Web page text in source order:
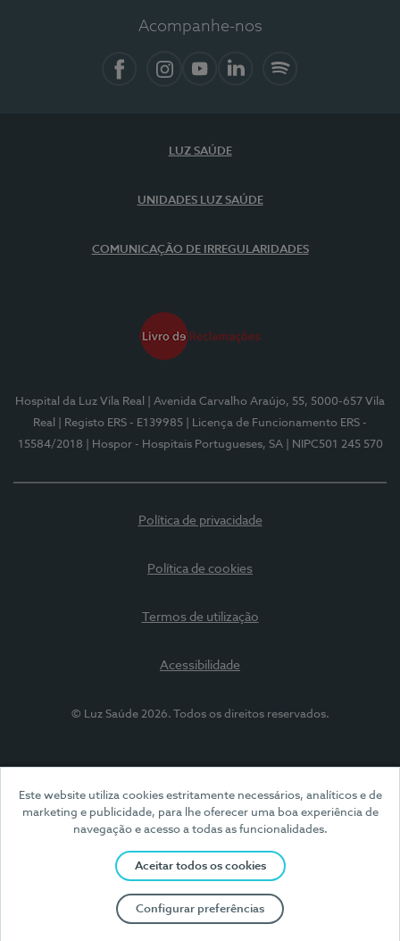
Este website utiliza cookies estritamente necessários, analíticos e de
marketing e publicidade, para lhe oferecer uma boa experiência de
navegação e acesso a todas as funcionalidades.
Aceitar todos os cookies
Configurar preferências
Acompanhe-nos
LUZ SAÚDE
UNIDADES LUZ SAÚDE
COMUNICAÇÃO DE IRREGULARIDADES
Hospital da Luz Vila Real
| Avenida Carvalho Araújo, 55, 5000-657 Vila
Real
| Registo ERS - E139985
| Licença de Funcionamento ERS -
15584/2018
| Hospor - Hospitais Portugueses, SA | NIPC501 245 570
Política de privacidade
Política de cookies
Termos de utilização
Acessibilidade
© Luz Saúde 2026. Todos os direitos reservados.